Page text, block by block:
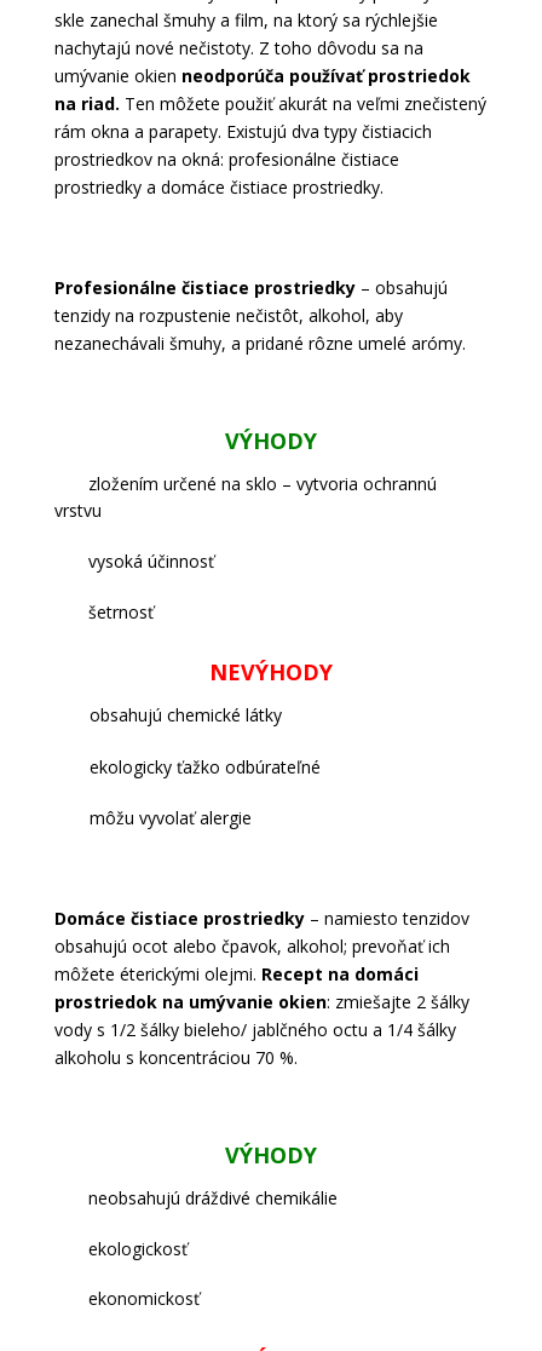
skle zanechal šmuhy a film, na ktorý sa rýchlejšie
nachytajú nové nečistoty. Z toho dôvodu sa na
umývanie okien neodporúča používať prostriedok
na riad. Ten môžete použiť akurát na veľmi znečistený
rám okna a parapety. Existujú dva typy čistiacich
prostriedkov na okná: profesionálne čistiace
prostriedky a domáce čistiace prostriedky.
Profesionálne čistiace prostriedky– obsahujú
tenzidy na rozpustenie nečistôt, alkohol, aby
nezanechávali šmuhy, a pridané rôzne umelé arómy.
VÝHODY
zložením určené na sklo – vytvoria ochrannú
vrstvu
vysoká účinnosť
šetrnosť
NEVÝHODY
obsahujú chemické látky
ekologicky ťažko odbúrateľné
môžu vyvolať alergie
Domáce čistiace prostriedky– namiesto tenzidov
obsahujú ocot alebo čpavok, alkohol; prevoňať ich
môžete éterickými olejmi. Recept na domáci
prostriedok na umývanie okien: zmiešajte 2 šálky
vody s 1/2 šálky bieleho/ jablčného octu a 1/4 šálky
alkoholu s koncentráciou 70 %.
VÝHODY
neobsahujú dráždivé chemikálie
ekologickosť
ekonomickosť